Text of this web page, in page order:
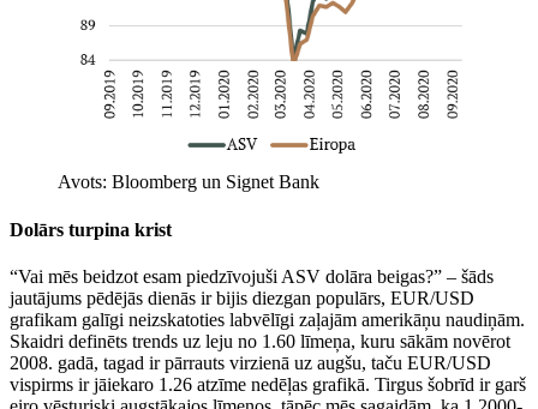
Avots: Bloomberg un Signet Bank
Dolārs turpina krist
“Vai mēs beidzot esam piedzīvojuši ASV dolāra beigas?” – šāds
jautājums pēdējās dienās ir bijis diezgan populārs, EUR/USD
grafikam galīgi neizskatoties labvēlīgi zaļajām amerikāņu naudiņām.
Skaidri definēts trends uz leju no 1.60 līmeņa, kuru sākām novērot
2008. gadā, tagad ir pārrauts virzienā uz augšu, taču EUR/USD
vispirms ir jāiekaro 1.26 atzīme nedēļas grafikā. Tirgus šobrīd ir garš